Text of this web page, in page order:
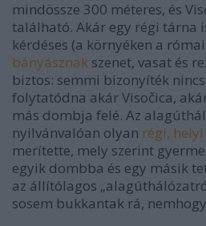
mindössze 300 méteres, és
található. Akár egy régi tárna
kérdéses (a környéken a
bányásznak szenet, vasat és
biztos: semmi bizonyíték
folytatódna akár Visočica,
más dombja felé. Az
nyilvánvalóan olyan régi,
merítette, mely szerint
egyik dombba és egy másik
az állítólagos
sosem bukkantak rá,